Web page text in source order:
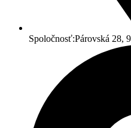
Spoločnosť:Párovská 28,